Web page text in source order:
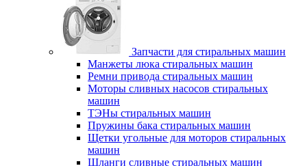
Запчасти для стиральных машин
Манжеты люка стиральных машин
Ремни привода стиральных машин
Моторы сливных насосов стиральных
машин
ТЭНы стиральных машин
Пружины бака стиральных машин
Щетки угольные для моторов стиральных
машин
Шланги сливные стиральных машин